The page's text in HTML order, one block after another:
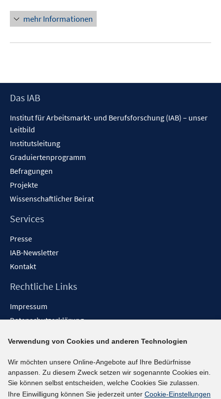
mehr Informationen
Footer
Das IAB
Institut für Arbeitsmarkt- und Berufsforschung (IAB) – unser
Leitbild
Institutsleitung
Graduiertenprogramm
Befragungen
Projekte
Wissenschaftlicher Beirat
Services
Presse
IAB-Newsletter
Kontakt
Rechtliche Links
Impressum
Datenschutzerklärung
Barrieren melden
Social-Media-Kanäle
BlueSky
Verwendung von Cookies und anderen Technologien
Wir möchten unsere Online-Angebote auf Ihre Bedürfnisse
anpassen. Zu diesem Zweck setzen wir sogenannte Cookies ein.
Sie können selbst entscheiden, welche Cookies Sie zulassen.
Ihre Einwilligung können Sie jederzeit unter Cookie-Einstellungen